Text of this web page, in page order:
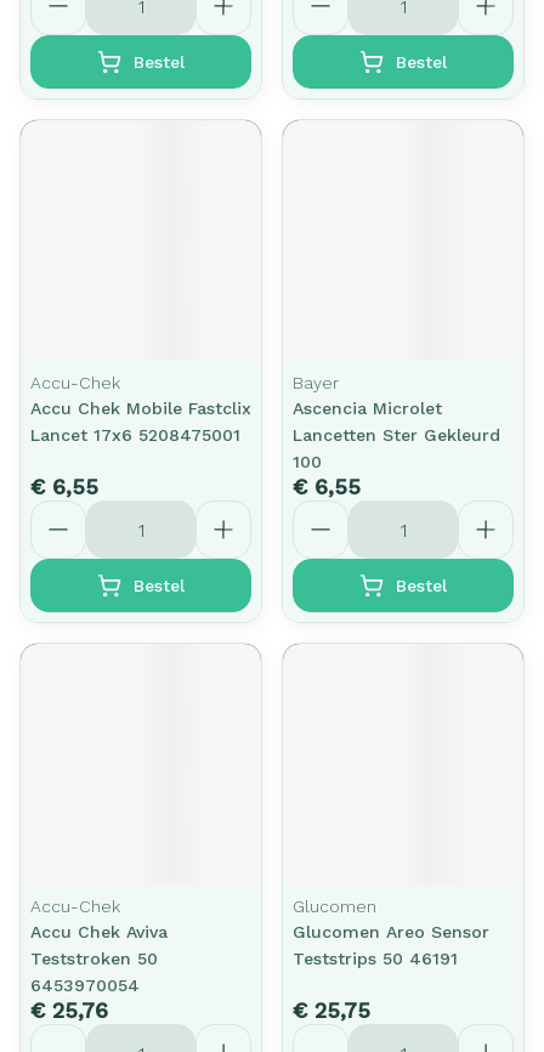
Bestel Bestel
Accu-Chek
Accu Chek Mobile Fastclix
Lancet 17x6 5208475001
€ 6,55
Aantal
Bestel
Bayer
Ascencia Microlet
Lancetten Ster Gekleurd
100
€ 6,55
Aantal
Bestel
Accu-Chek
Accu Chek Aviva
Teststroken 50
6453970054
€ 25,76
Aantal
Glucomen
Glucomen Areo Sensor
Teststrips 50 46191
€ 25,75
Aantal